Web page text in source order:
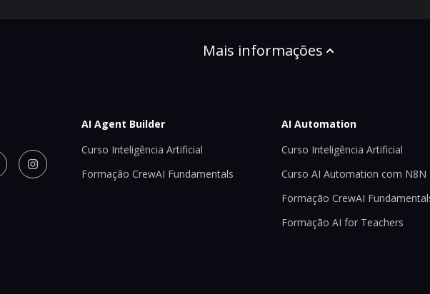
Mais informações
AI Agent Builder
Curso Inteligência Artificial
Formação CrewAI Fundamentals
AI Automation
Curso Inteligência Artificial
Curso AI Automation com N8N
Formação CrewAI
Formação AI for Teachers